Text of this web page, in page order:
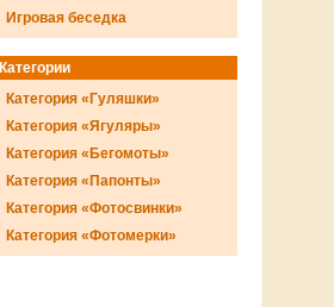
Игровая беседка
Категории
Категория «Гуляшки»
Категория «Ягуляры»
Категория «Бегомоты»
Категория «Папонты»
Категория «Фотосвинки»
Категория «Фотомерки»